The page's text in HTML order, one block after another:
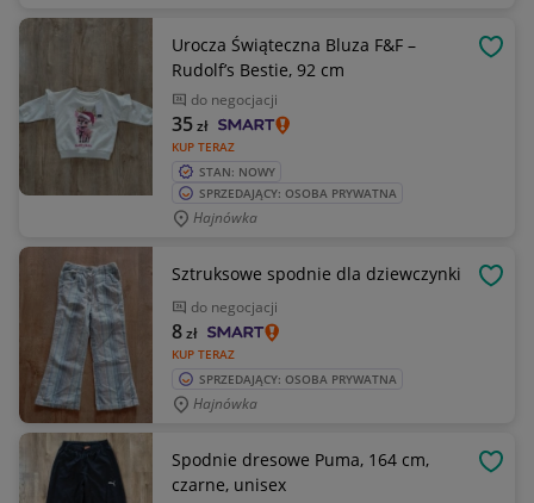
Urocza Świąteczna Bluza F&F –
Rudolf’s Bestie, 92 cm
do negocjacji
KUP TERAZ
35zł
STAN: NOWY
SPRZEDAJĄCY: OSOBA PRYWATNA
Hajnówka
Sztruksowe spodnie dla dziewczynki
do negocjacji
KUP TERAZ
8zł
SPRZEDAJĄCY: OSOBA PRYWATNA
Hajnówka
Spodnie dresowe Puma, 164 cm,
czarne, unisex